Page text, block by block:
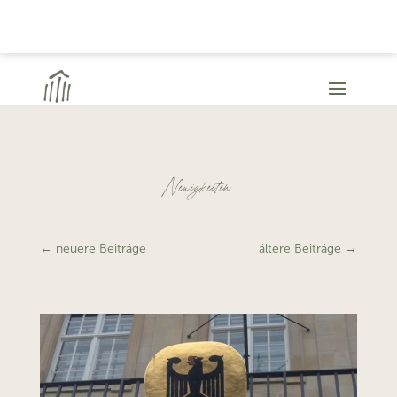
Neuigkeiten
← neuere Beiträge ältere Beiträge →